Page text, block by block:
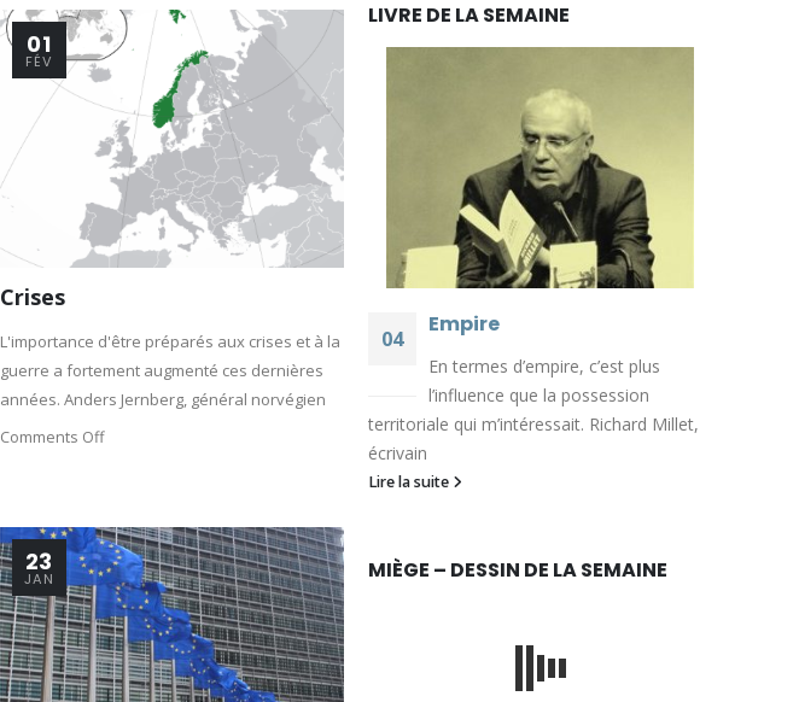
01
FÉV
Crises
L'importance d'être préparés aux crises et à la
guerre a fortement augmenté ces dernières
années. Anders Jernberg, général norvégien
Comments Off
23
JAN
LIVRE DE LA SEMAINE
04
Empire
En termes d’empire, c’est plus
l’influence que la possession
territoriale qui m’intéressait. Richard Millet,
écrivain
Lire la suite
MIÈGE – DESSIN DE LA SEMAINE